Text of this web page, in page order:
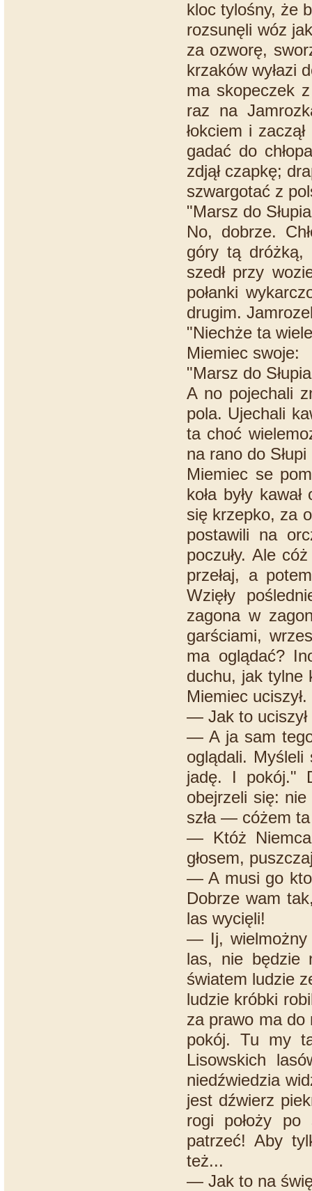
kloc tylośny, że
rozsunęli wóz
za ozworę,
krzaków wyłazi
ma skopeczek
raz na
łokciem i
gadać do
zdjął czapkę;
szwargotać z
"Marsz do
No, dobrze.
góry tą dróżką,
szedł przy
połanki
drugim.
"Niechże ta
Miemiec swoje:
"Marsz do
A no pojechali
pola. Ujechali
ta choć
na rano do
Miemiec se
koła były
się krzepko, za
postawili na
poczuły. Ale
przełaj, a
Wzięły
zagona w
garściami,
ma oglądać?
duchu, jak tylne
Miemiec uciszył.
— Jak to uciszył
— A ja sam
oglądali.
jadę. I pokój."
obejrzeli się:
szła — cóżem
— Któż Niemca
głosem,
— A musi go
Dobrze wam
las wycięli!
— Ij, wielmożny
las, nie będzie
światem ludzie
ludzie króbki
za prawo ma do
pokój. Tu my
Lisowskich
niedźwiedzia
jest dźwierz
rogi położy
patrzeć! Aby
też...
— Jak to na